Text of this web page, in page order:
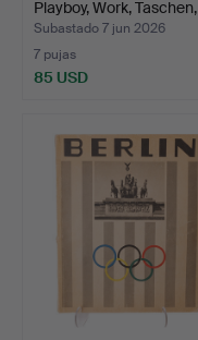
Playboy, Work, Taschen,
200…
Subastado 7 jun 2026
7 pujas
85 USD